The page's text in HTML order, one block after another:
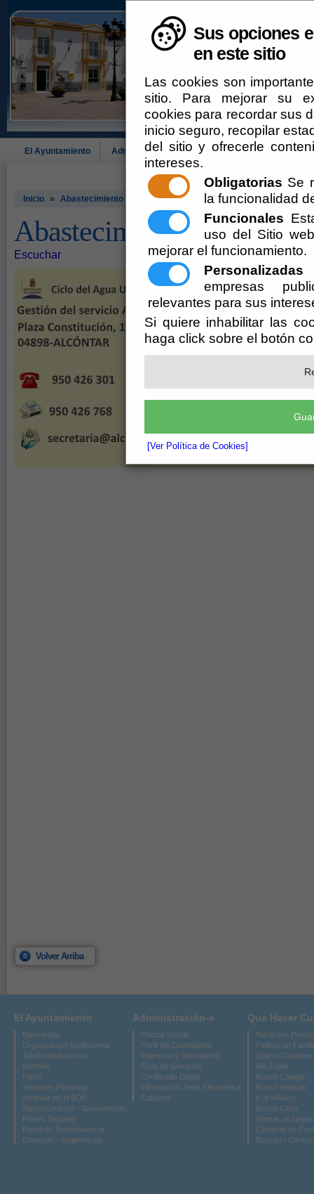
Sus opciones
en este sitio
Las cookies son
sitio. Para mejorar su
cookies para recordar sus
inicio seguro, recopilar
del sitio y ofrecerle
intereses.
Obligatorias Se
la funcionalidad
Funcionales
uso del Sitio
mejorar el funcionamiento.
Personalizadas
empresas
relevantes para sus
Si quiere inhabilitar las
haga click sobre el botón
[Ver Política de Cookies]
El Ayuntamiento Administración-e Que Hacer Cuando
Inicio » Abastecimiento - Saneamiento
Abastecimiento -
Escuchar
Volver Arriba
El Ayuntamiento
Bienvenida
Organización Institucional
Tablón de Anuncios
Normas
Pleno
Sesiones Plenarias
Alcóntar en el BOP
Abastecimiento - Saneamiento
Redes Sociales
Portal de Transparencia
Contacto - Sugerencias
Administración-e
Oficina Virtual
Perfil del Contratante
Impresos y formularios
Guía de Servicios
Certificado Digital
Información Sede Electrónica
Catastro
Que Hacer
Nace una
Fallece un
Quiero Casarme
Me Jubilo
Busco Colegio
Busco Instituto
Ir al Médico
Busco Casa
Montar un
Comprar un
Buscas -